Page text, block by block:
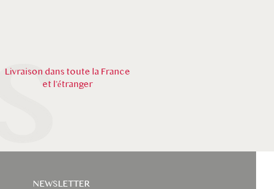
Livraison dans toute la France
et l’étranger
NEWSLETTER